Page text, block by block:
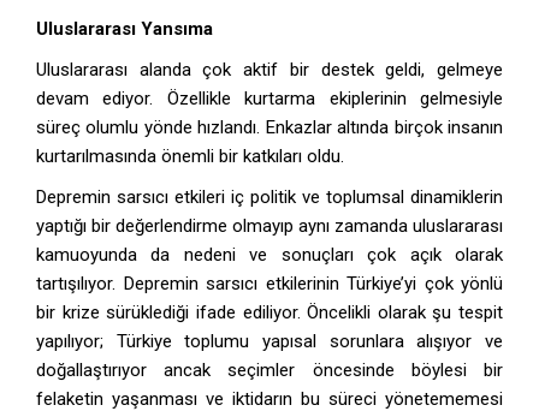
Uluslararası Yansıma
Uluslararası alanda çok aktif bir destek geldi, gelmeye
devam ediyor. Özellikle kurtarma ekiplerinin gelmesiyle
süreç olumlu yönde hızlandı. Enkazlar altında birçok insanın
kurtarılmasında önemli bir katkıları oldu.
Depremin sarsıcı etkileri iç politik ve toplumsal dinamiklerin
yaptığı bir değerlendirme olmayıp aynı zamanda uluslararası
kamuoyunda da nedeni ve sonuçları çok açık olarak
tartışılıyor. Depremin sarsıcı etkilerinin Türkiye’yi çok yönlü
bir krize sürüklediği ifade ediliyor. Öncelikli olarak şu tespit
yapılıyor; Türkiye toplumu yapısal sorunlara alışıyor ve
doğallaştırıyor ancak seçimler öncesinde böylesi bir
felaketin yaşanması ve iktidarın bu süreci yönetememesi